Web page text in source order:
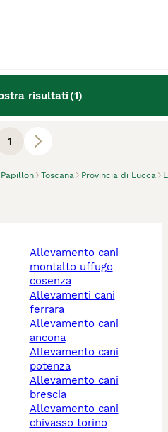
risultati(1)
Papillon Toscana Provincia di Lucca
disponibili
Nano Continentale
1
allevamento cani
montalto uffugo
cosenza
allevamenti cani
ferrara
allevamento cani
ancona
allevamento cani
potenza
allevamento cani
brescia
allevamento cani
chivasso torino